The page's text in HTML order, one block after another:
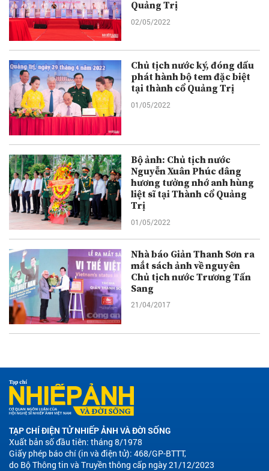
Quảng Trị
02/05/2022
Chủ tịch nước ký, đóng dấu
phát hành bộ tem đặc biệt
tại thành cổ Quảng Trị
01/05/2022
Bộ ảnh: Chủ tịch nước
Nguyễn Xuân Phúc dâng
hương tưởng nhớ anh hùng
liệt sĩ tại Thành cổ Quảng
Trị
01/05/2022
Nhà báo Giản Thanh Sơn ra
mắt sách ảnh về nguyên
Chủ tịch nước Trương Tấn
Sang
21/04/2017
TẠP CHÍ ĐIỆN TỬ NHIẾP ẢNH VÀ ĐỜI SỐNG
Xuất bản số đầu tiên: tháng 8/1978
Giấy phép báo chí (in và điện tử): 468/GP-BTTT,
do Bộ Thông tin và Truyền thông cấp ngày 21/12/2023